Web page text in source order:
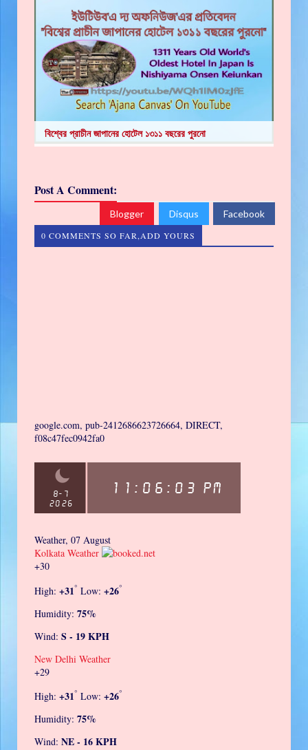
বিশ্বের প্রাচীন জাপানের হোটেল ১৩১১ বছরের পুরনো
Post A Comment:
Blogger Disqus Facebook
0 COMMENTS SO FAR,ADD YOURS
google.com, pub-2412686623726664, DIRECT,
f08c47fec0942fa0
Weather, 07 August
Kolkata Weather
+30
High: +31° Low: +26°
Humidity: 75%
Wind: S - 19 KPH
New Delhi Weather
+29
High: +31° Low: +26°
Humidity: 75%
Wind: NE - 16 KPH